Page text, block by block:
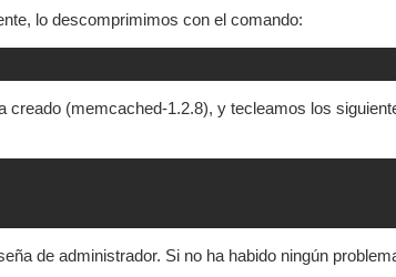
lo descomprimimos con el comando:
creado (memcached-1.2.8), y tecleamos los
de administrador. Si no ha habido ningún